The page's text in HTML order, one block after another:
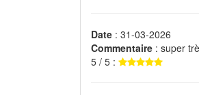
Date : 31-03-2026
Commentaire : super
5 / 5 :